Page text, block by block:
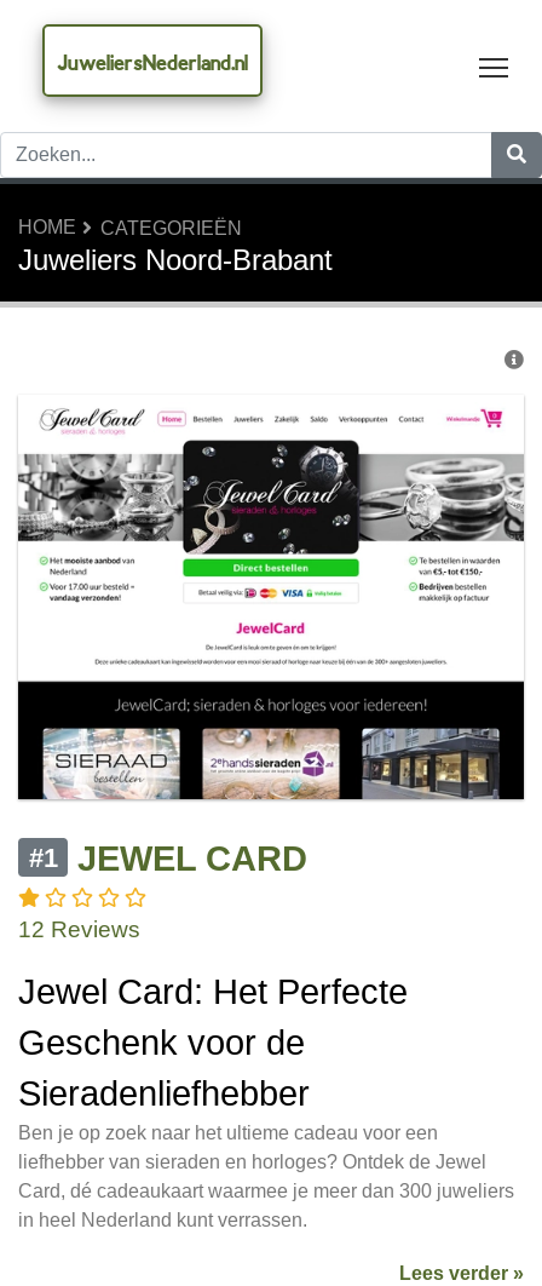
JuweliersNederland.nl
HOME CATEGORIEËN
Juweliers Noord-Brabant
#1 JEWEL CARD
12 Reviews
Jewel Card: Het Perfecte
Geschenk voor de
Sieradenliefhebber
Ben je op zoek naar het ultieme cadeau voor een
liefhebber van sieraden en horloges? Ontdek de Jewel
Card, dé cadeaukaart waarmee je meer dan 300 juweliers
in heel Nederland kunt verrassen.
Lees verder »